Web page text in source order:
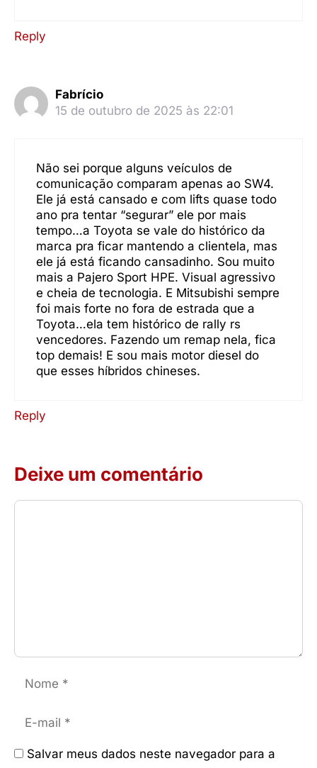
Reply
Fabrício
15 de outubro de 2025 às 22:01
Não sei porque alguns veículos de
comunicação comparam apenas ao SW4.
Ele já está cansado e com lifts quase todo
ano pra tentar “segurar” ele por mais
tempo…a Toyota se vale do histórico da
marca pra ficar mantendo a clientela, mas
ele já está ficando cansadinho. Sou muito
mais a Pajero Sport HPE. Visual agressivo
e cheia de tecnologia. E Mitsubishi sempre
foi mais forte no fora de estrada que a
Toyota…ela tem histórico de rally rs
vencedores. Fazendo um remap nela, fica
top demais! E sou mais motor diesel do
que esses híbridos chineses.
Reply
Deixe um comentário
Comentário
Nome
E-
mail
Salvar meus dados neste navegador para a